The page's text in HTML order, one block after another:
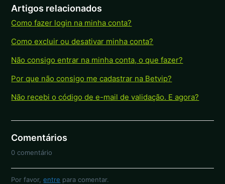
Artigos relacionados
Como fazer login na minha conta?
Como excluir ou desativar minha conta?
Não consigo entrar na minha conta, o que fazer?
Por que não consigo me cadastrar na Betvip?
Não recebi o código de e-mail de validação. E agora?
Comentários
0 comentário
Por favor,entre para comentar.